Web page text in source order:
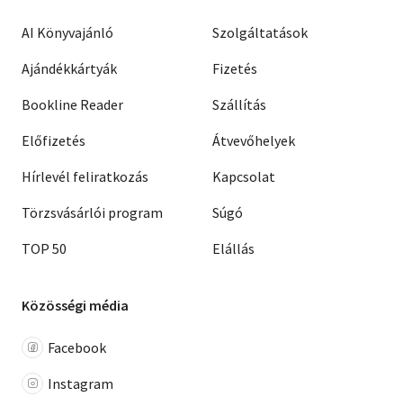
AI Könyvajánló
Ajándékkártyák
Bookline Reader
Előfizetés
Hírlevél feliratkozás
Törzsvásárlói program
TOP 50
Szolgáltatások
Fizetés
Szállítás
Átvevőhelyek
Kapcsolat
Súgó
Elállás
Közösségi média
Facebook
Instagram